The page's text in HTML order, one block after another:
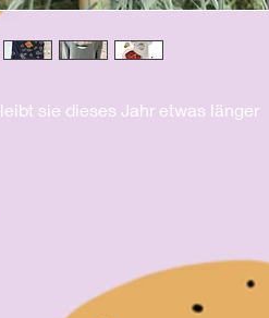
sie dieses Jahr etwas länger